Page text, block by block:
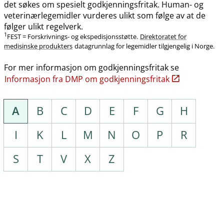
det søkes om spesielt godkjenningsfritak. Human- og
veterinærlegemidler vurderes ulikt som følge av at de
følger ulikt regelverk.
1 FEST = Forskrivnings- og ekspedisjonsstøtte. Direktoratet for
medisinske produkters datagrunnlag for legemidler tilgjengelig i Norge.
For mer informasjon om godkjenningsfritak se
Informasjon fra DMP om godkjenningsfritak
A B C D E F G
H
I
K L M N O P
R
S
T V X Z